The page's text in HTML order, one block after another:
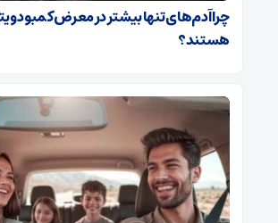
چرا آدم‌های تنها بیشتر در معرض کمبود
هستند؟